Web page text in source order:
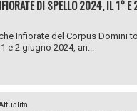
DI SPELLO 2024, IL 1°
Infiorate del Corpus Domini
e 2 giugno 2024, an...